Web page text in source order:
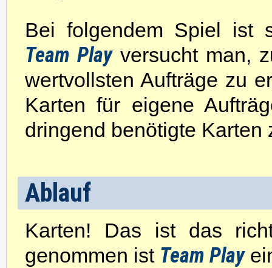
Bei folgendem Spiel ist
Team Play versucht man,
wertvollsten Aufträge zu
Karten für eigene
dringend benötigte Karten
Ablauf
Karten! Das ist das
genommen ist Team Play